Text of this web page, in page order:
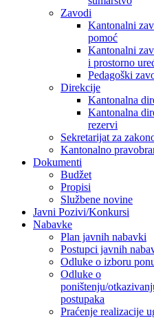
Zavodi
Kantonalni
pomoć
Kantonalni
i prostorno
Pedagoški
Direkcije
Kantonalna
Kantonalna
rezervi
Sekretarijat za
Kantonalno
Dokumenti
Budžet
Propisi
Službene novine
Javni Pozivi/Konkursi
Nabavke
Plan javnih nabavki
Postupci javnih
Odluke o izboru
Odluke o
poništenju/
postupaka
Praćenje realizacije